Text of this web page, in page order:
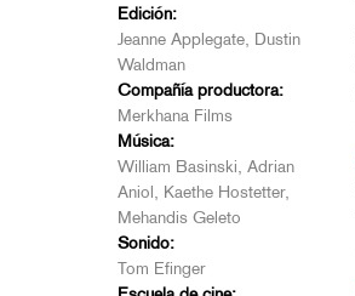
Edición:
Jeanne Applegate, Dustin
Waldman
Compañía productora:
Merkhana Films
Música:
William Basinski, Adrian
Aniol, Kaethe Hostetter,
Mehandis Geleto
Sonido:
Tom Efinger